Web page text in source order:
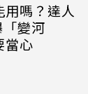
嗎？達人
變河
當心